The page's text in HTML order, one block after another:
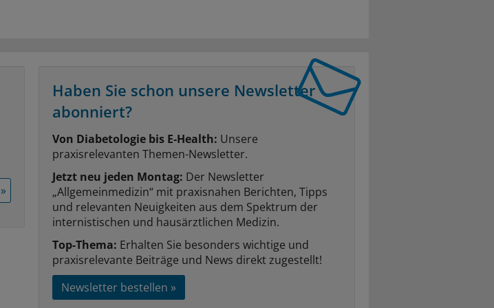
Haben Sie schon unsere Newsletter
abonniert?
Von Diabetologie bis E-Health: Unsere
praxisrelevanten Themen-Newsletter.
Jetzt neu jeden Montag: Der Newsletter
„Allgemeinmedizin“ mit praxisnahen Berichten, Tipps
und relevanten Neuigkeiten aus dem Spektrum der
internistischen und hausärztlichen Medizin.
Top-Thema: Erhalten Sie besonders wichtige und
praxisrelevante Beiträge und News direkt zugestellt!
Newsletter bestellen »